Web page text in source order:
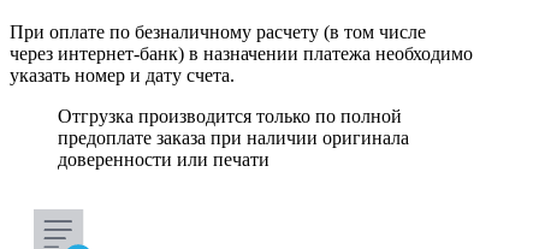
При оплате по безналичному расчету (в том числе
через интернет-банк) в назначении платежа необходимо
указать номер и дату счета.
Отгрузка производится только по полной
предоплате заказа при наличии оригинала
доверенности или печати